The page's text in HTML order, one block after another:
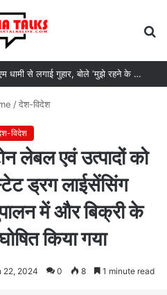
देर रात क्रिकेटर ऋषभ पंत ने सीएम धामी से लगाई गुहार, बोले ‘मुझे रहने के लिए जगह नहीं मिल रही’
/ देश-विदेश
विदेश
लेबल एवं उत्पादों को
ड्रग लाईसेंसिंग
में और बिक्री के
किया गया
22, 2024 0 8 1 minute read